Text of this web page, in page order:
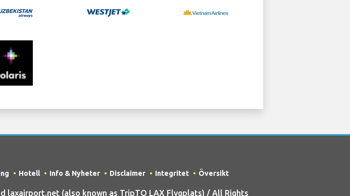
Hotell Info & Nyheter Disclaimer Integritet Översikt
laxairport.net (also known as TripTQ LAX Flygplats) / All Rights